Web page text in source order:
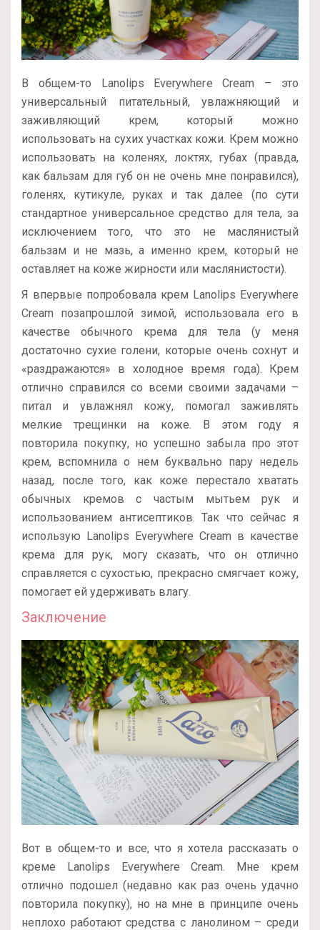
В общем-то Lanolips Everywhere Cream – это
универсальный питательный, увлажняющий и
заживляющий крем, который можно
использовать на сухих участках кожи. Крем можно
использовать на коленях, локтях, губах (правда,
как бальзам для губ он не очень мне понравился),
голенях, кутикуле, руках и так далее (по сути
стандартное универсальное средство для тела, за
исключением того, что это не маслянистый
бальзам и не мазь, а именно крем, который не
оставляет на коже жирности или маслянистости).
Я впервые попробовала крем Lanolips Everywhere
Cream позапрошлой зимой, использовала его в
качестве обычного крема для тела (у меня
достаточно сухие голени, которые очень сохнут и
«раздражаются» в холодное время года). Крем
отлично справился со всеми своими задачами –
питал и увлажнял кожу, помогал заживлять
мелкие трещинки на коже. В этом году я
повторила покупку, но успешно забыла про этот
крем, вспомнила о нем буквально пару недель
назад, после того, как коже перестало хватать
обычных кремов с частым мытьем рук и
использованием антисептиков. Так что сейчас я
использую Lanolips Everywhere Cream в качестве
крема для рук, могу сказать, что он отлично
справляется с сухостью, прекрасно смягчает кожу,
помогает ей удерживать влагу.
Заключение
Вот в общем-то и все, что я хотела рассказать о
креме Lanolips Everywhere Cream. Мне крем
отлично подошел (недавно как раз очень удачно
повторила покупку), но на мне в принципе очень
неплохо работают средства с ланолином – среди